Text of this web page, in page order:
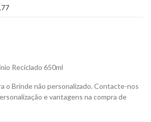
Reciclado 650ml
o Brinde não personalizado. Contacte-nos
e vantagens na compra de